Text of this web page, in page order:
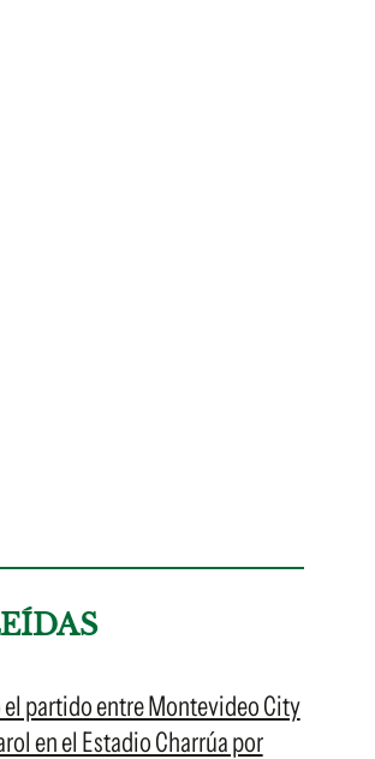
el partido entre Montevideo City
en el Estadio Charrúa por